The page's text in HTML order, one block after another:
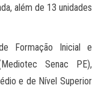
além de 13 unidades
Formação Inicial e
Senac PE),
e de Nível Superior